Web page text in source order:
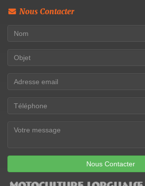
Nous Contacter
Nous Contacter